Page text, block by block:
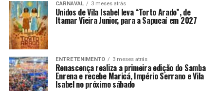
CARNAVAL 3 meses atrás
Unidos de Vila Isabel leva “Torto Arado”, de
Itamar Vieira Junior, para a Sapucaí em 2027
ENTRETENIMENTO 3 meses atrás
Renascença realiza a primeira edição do Samba
Enrena e recebe Maricá, Império Serrano e Vila
Isabel no próximo sábado